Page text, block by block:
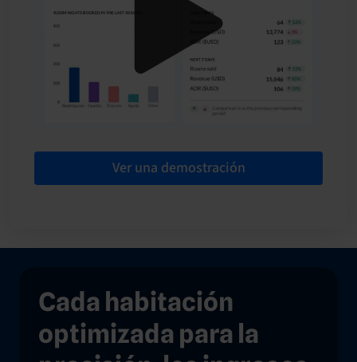
Ver una demostración
Cada habitación
optimizada para la